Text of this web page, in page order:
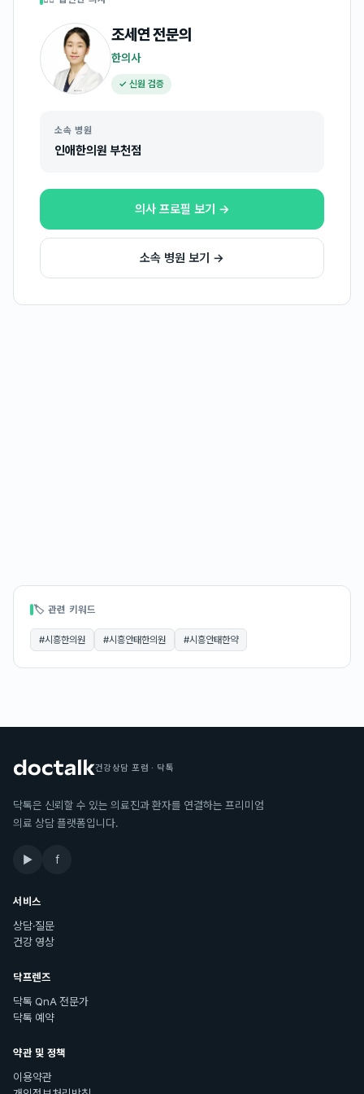
조세연전문의
한의사
✓ 신원 검증
소속 병원
인애한의원 부천점
의사 프로필 보기 →
소속 병원 보기 →
🏷 관련 키워드
#시흥한의원 #시흥안태한의원 #시흥안태한약
건강상담 포럼 · 닥톡
닥톡은 신뢰할 수 있는 의료진과 환자를 연결하는 프리미엄
의료 상담 플랫폼입니다.
▶ f
서비스
상담·질문
건강 영상
닥프렌즈
닥톡 QnA 전문가
닥톡 예약
약관 및 정책
이용약관